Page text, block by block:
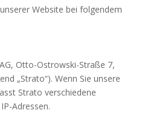
Website bei folgendem
Otto-Ostrowski-Straße 7,
„Strato“). Wenn Sie unsere
Strato verschiedene
Adressen.